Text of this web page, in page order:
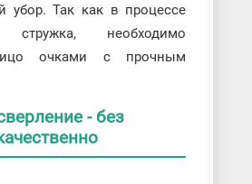
убор. Так как в процессе
стружка, необходимо
очками с прочным
- без